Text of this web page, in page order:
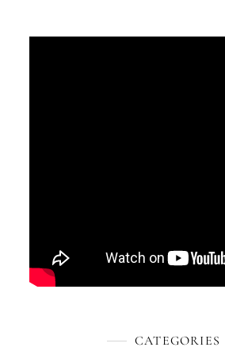
CATEGORIES